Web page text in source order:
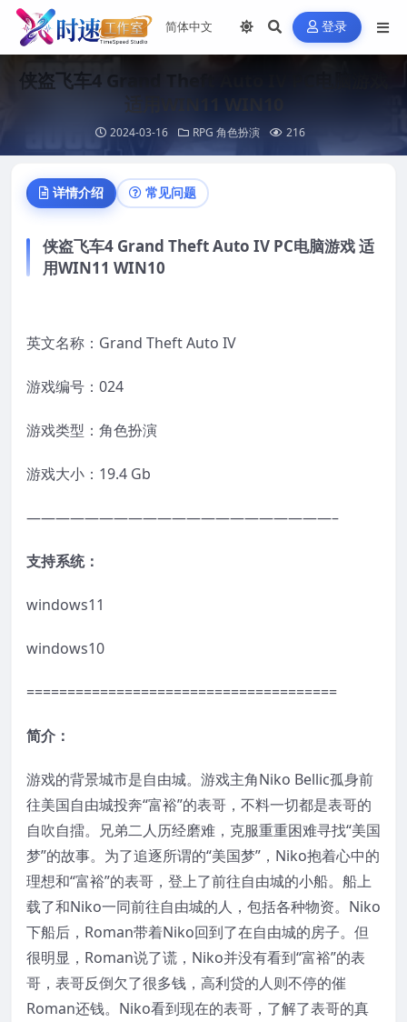
登录
侠盗飞车4 Grand Theft Auto IV PC电脑游戏
适用WIN11 WIN10
2024-03-16 RPG 角色扮演 216
详情介绍 常见问题
侠盗飞车4 Grand Theft Auto IV PC电脑游戏 适
用WIN11 WIN10
英文名称：Grand Theft Auto IV
游戏编号：024
游戏类型：角色扮演
游戏大小：19.4 Gb
—————————————————————–
支持系统：
windows11
windows10
======================================
简介：
游戏的背景城市是自由城。游戏主角Niko Bellic孤身前
往美国自由城投奔“富裕”的表哥，不料一切都是表哥的
自吹自擂。兄弟二人历经磨难，克服重重困难寻找“美国
梦”的故事。为了追逐所谓的“美国梦”，Niko抱着心中的
理想和“富裕”的表哥，登上了前往自由城的小船。船上
载了和Niko一同前往自由城的人，包括各种物资。Niko
下船后，Roman带着Niko回到了在自由城的房子。但
很明显，Roman说了谎，Niko并没有看到“富裕”的表
哥，表哥反倒欠了很多钱，高利贷的人则不停的催
Roman还钱。Niko看到现在的表哥，了解了表哥的真